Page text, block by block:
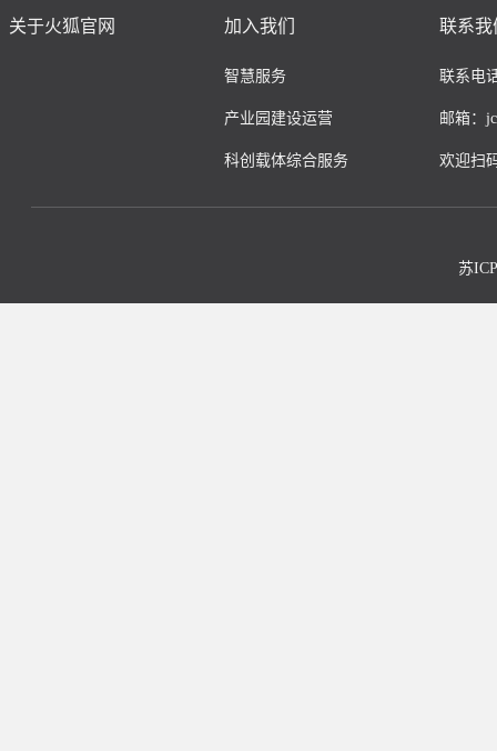
关于火狐官网 加入我们
智慧服务
产业园建设运营
科创载体综合服务
联系我
联系电
邮箱：
欢迎扫
苏